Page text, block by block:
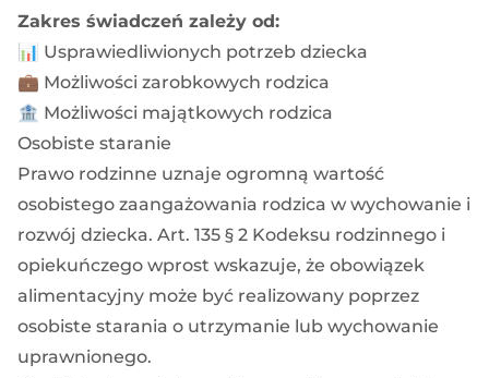
Zakres świadczeń zależy od:
📊 Usprawiedliwionych potrzeb dziecka
💼 Możliwości zarobkowych rodzica
🏦 Możliwości majątkowych rodzica
Osobiste staranie
Prawo rodzinne uznaje ogromną wartość
osobistego zaangażowania rodzica w wychowanie i
rozwój dziecka. Art. 135 § 2 Kodeksu rodzinnego i
opiekuńczego wprost wskazuje, że obowiązek
alimentacyjny może być realizowany poprzez
osobiste starania o utrzymanie lub wychowanie
uprawnionego.